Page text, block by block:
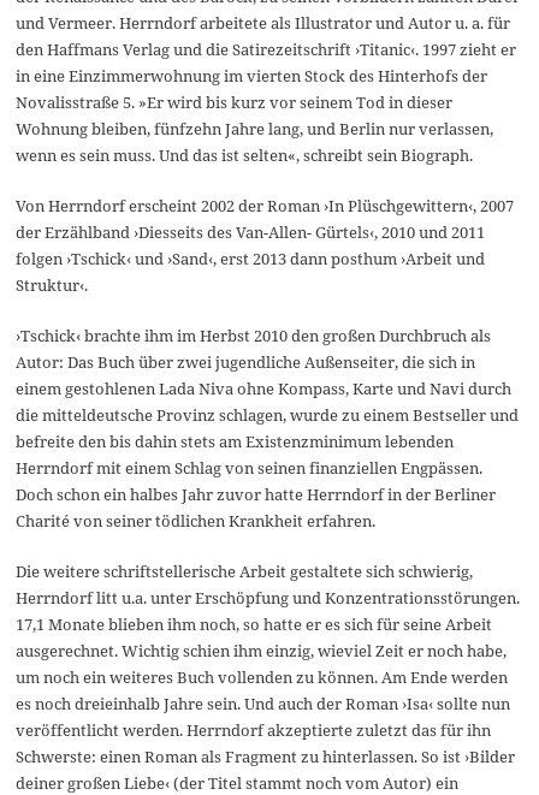
und Vermeer. Herrndorf arbeitete als Illustrator und Autor u. a. für
den Haffmans Verlag und die Satirezeitschrift ›Titanic‹. 1997 zieht er
in eine Einzimmerwohnung im vierten Stock des Hinterhofs der
Novalisstraße 5. »Er wird bis kurz vor seinem Tod in dieser
Wohnung bleiben, fünfzehn Jahre lang, und Berlin nur verlassen,
wenn es sein muss. Und das ist selten«, schreibt sein Biograph.
Von Herrndorf erscheint 2002 der Roman ›In Plüschgewittern‹, 2007
der Erzählband ›Diesseits des Van-Allen- Gürtels‹, 2010 und 2011
folgen ›Tschick‹ und ›Sand‹, erst 2013 dann posthum ›Arbeit und
Struktur‹.
›Tschick‹ brachte ihm im Herbst 2010 den großen Durchbruch als
Autor: Das Buch über zwei jugendliche Außenseiter, die sich in
einem gestohlenen Lada Niva ohne Kompass, Karte und Navi durch
die mitteldeutsche Provinz schlagen, wurde zu einem Bestseller und
befreite den bis dahin stets am Existenzminimum lebenden
Herrndorf mit einem Schlag von seinen finanziellen Engpässen.
Doch schon ein halbes Jahr zuvor hatte Herrndorf in der Berliner
Charité von seiner tödlichen Krankheit erfahren.
Die weitere schriftstellerische Arbeit gestaltete sich schwierig,
Herrndorf litt u.a. unter Erschöpfung und Konzentrationsstörungen.
17,1 Monate blieben ihm noch, so hatte er es sich für seine Arbeit
ausgerechnet. Wichtig schien ihm einzig, wieviel Zeit er noch habe,
um noch ein weiteres Buch vollenden zu können. Am Ende werden
es noch dreieinhalb Jahre sein. Und auch der Roman ›Isa‹ sollte nun
veröffentlicht werden. Herrndorf akzeptierte zuletzt das für ihn
Schwerste: einen Roman als Fragment zu hinterlassen. So ist ›Bilder
deiner großen Liebe‹ (der Titel stammt noch vom Autor) ein